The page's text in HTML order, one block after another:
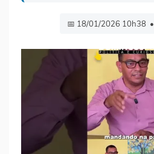
📅 18/01/2026 10h38 •